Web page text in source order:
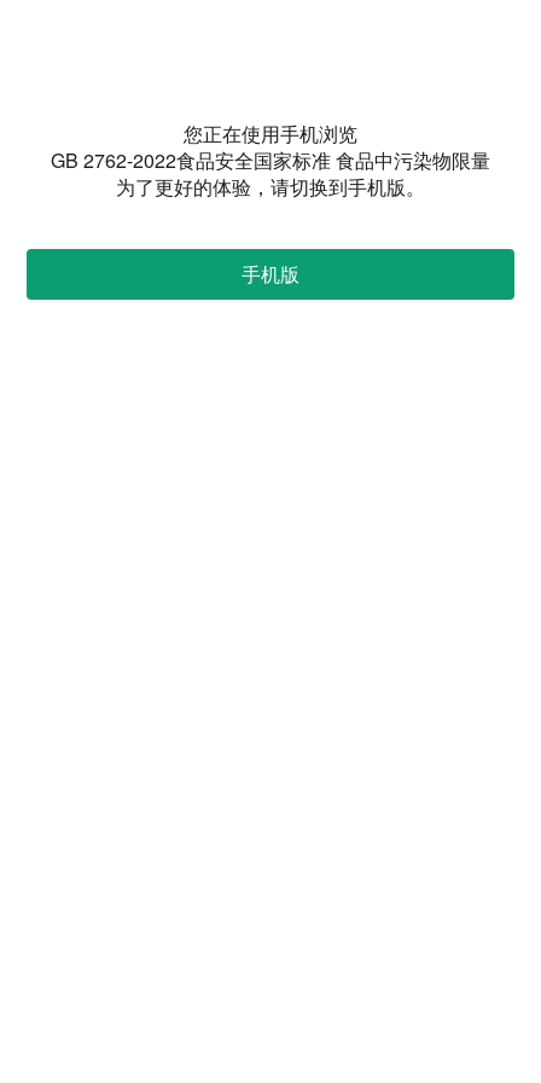
您正在使用手机浏览
GB 2762-2022食品安全国家标准 食品中污染物限量
为了更好的体验，请切换到手机版。
手机版